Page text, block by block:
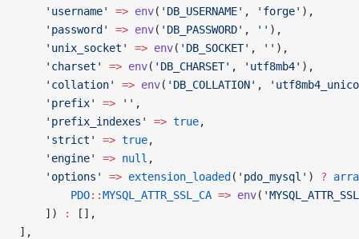
    'username'
=> env( 'DB_USERNAME' , 'forge' ),
    'password'
=> env( 'DB_PASSWORD' , '' ),
    'unix_socket'
=> env( 'DB_SOCKET' , '' ),
    'charset'
=> env( 'DB_CHARSET' , 'utf8mb4' ),
    'collation'
=> env( 'DB_COLLATION' ,
    'prefix'
=> '' ,
    'prefix_indexes'
=> true,
    'strict'
=> true,
    'engine'
=> null ,
    'options'
=> extension_loaded ( 'pdo_mysql' ) ?
        PDO
::MYSQL_ATTR_SSL_CA => env(
    ])
:
[],
],